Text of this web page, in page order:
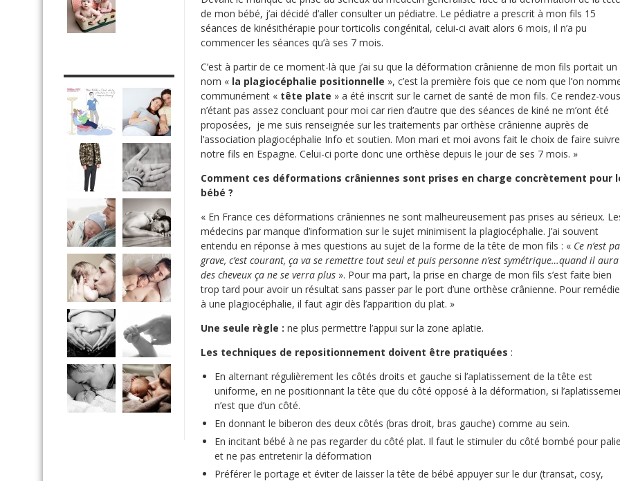
de mon bébé, j’ai décidé d’aller consulter un pédiatre. Le pédiatre a prescrit à mon fils 15
séances de kinésithérapie pour torticolis congénital, celui-ci avait alors 6 mois, il n’a pu
commencer les séances qu’à ses 7 mois.
C’est à partir de ce moment-là que j’ai su que la déformation crânienne de mon fils portait un
nom « la plagiocéphalie positionnelle », c’est la première fois que ce nom que l’on
communément « tête plate » a été inscrit sur le carnet de santé de mon fils. Ce rendez-vous
n’étant pas assez concluant pour moi car rien d’autre que des séances de kiné ne m’ont été
proposées, je me suis renseignée sur les traitements par orthèse crânienne auprès de
l’association plagiocéphalie Info et soutien. Mon mari et moi avons fait le choix de faire suivre
notre fils en Espagne. Celui-ci porte donc une orthèse depuis le jour de ses 7 mois. »
Comment ces déformations crâniennes sont prises en charge concrètement pour
bébé ?
« En France ces déformations crâniennes ne sont malheureusement pas prises au sérieux.
médecins par manque d’information sur le sujet minimisent la plagiocéphalie. J’ai souvent
entendu en réponse à mes questions au sujet de la forme de la tête de mon fils : « Ce n’est
grave, c’est courant, ça va se remettre tout seul et puis personne n’est symétrique…quand il aura
des cheveux ça ne se verra plus ». Pour ma part, la prise en charge de mon fils s’est faite bien
trop tard pour avoir un résultat sans passer par le port d’une orthèse crânienne. Pour
à une plagiocéphalie, il faut agir dès l’apparition du plat. »
Une seule règle : ne plus permettre l’appui sur la zone aplatie.
Les techniques de repositionnement doivent être pratiquées :
En alternant régulièrement les côtés droits et gauche si l’aplatissement de la tête est
uniforme, en ne positionnant la tête que du côté opposé à la déformation, si
n’est que d’un côté.
En donnant le biberon des deux côtés (bras droit, bras gauche) comme au sein.
En incitant bébé à ne pas regarder du côté plat. Il faut le stimuler du côté bombé pour
et ne pas entretenir la déformation
Préférer le portage et éviter de laisser la tête de bébé appuyer sur le dur (transat, cosy,